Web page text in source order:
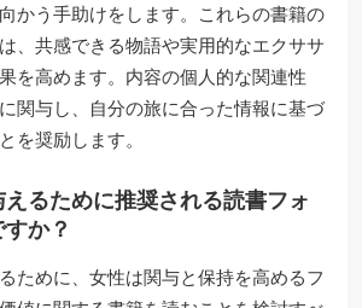
かう手助けをします。これらの書籍の
、共感できる物語や実用的なエクササ
を高めます。内容の個人的な関連性
関与し、自分の旅に合った情報に基づ
を奨励します。
るために推奨される読書フォ
か？
ために、女性は関与と保持を高めるフ